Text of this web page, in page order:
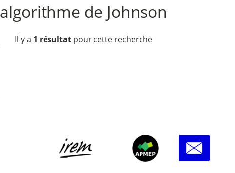
algorithme de Johnson
Il y a 1 résultat pour cette recherche